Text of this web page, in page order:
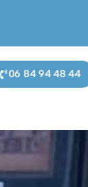
06 84 94 48 44